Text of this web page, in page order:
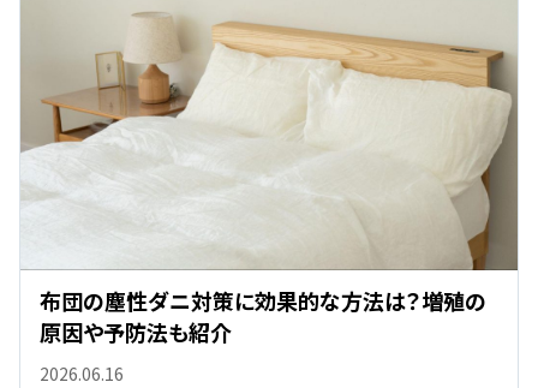
2026.06.16
布団の塵性ダニ対策に効果的な方法は？増殖の
原因や予防法も紹介